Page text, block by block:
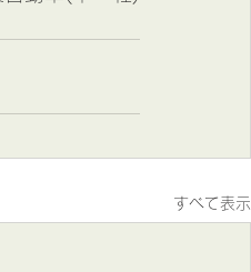
すべて表示